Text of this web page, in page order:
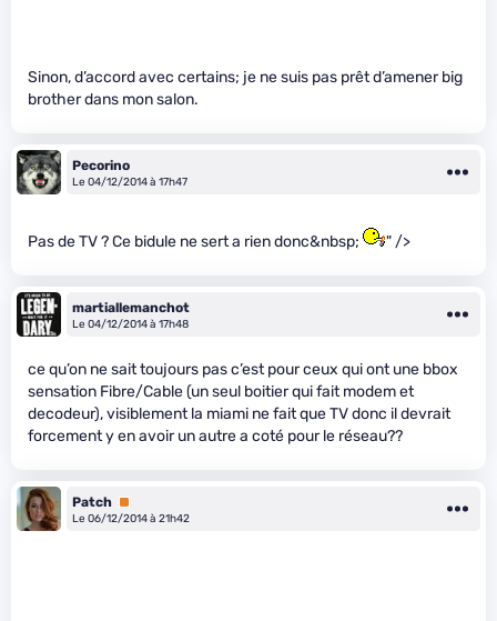
Sinon, d’accord avec certains; je ne suis pas prêt d’amener big
brother dans mon salon.
Pecorino
Le 04/12/2014 à 17h47
Pas de TV ? Ce bidule ne sert a rien donc&nbsp; " />
martiallemanchot
Le 04/12/2014 à 17h48
ce qu’on ne sait toujours pas c’est pour ceux qui ont une bbox
sensation Fibre/Cable (un seul boitier qui fait modem et
decodeur), visiblement la miami ne fait que TV donc il devrait
forcement y en avoir un autre a coté pour le réseau??
Patch Premium
Le 06/12/2014 à 21h42